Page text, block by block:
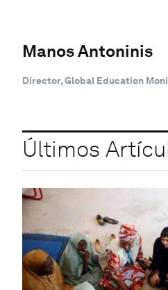
Manos Antoninis
Director, Global Education
Últimos